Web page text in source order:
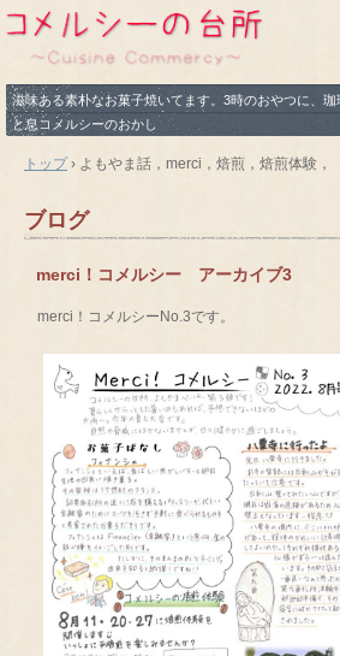
滋味ある素朴なお菓子焼いてます。3時のおやつに、
と息コメルシーのおかし
トップ› よもやま話，merci，焙煎，焙煎体験，
ブログ
merci！コメルシー アーカイブ3
merci！コメルシーNo.3です。